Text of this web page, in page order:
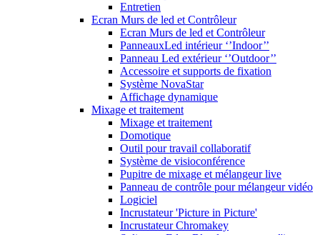
Entretien
Ecran Murs de led et Contrôleur
Ecran Murs de led et Contrôleur
PanneauxLed intérieur ‘’Indoor’’
Panneau Led extérieur ‘’Outdoor’’
Accessoire et supports de fixation
Système NovaStar
Affichage dynamique
Mixage et traitement
Mixage et traitement
Domotique
Outil pour travail collaboratif
Système de visioconférence
Pupitre de mixage et mélangeur live
Panneau de contrôle pour mélangeur vidéo
Logiciel
Incrustateur 'Picture in Picture'
Incrustateur Chromakey